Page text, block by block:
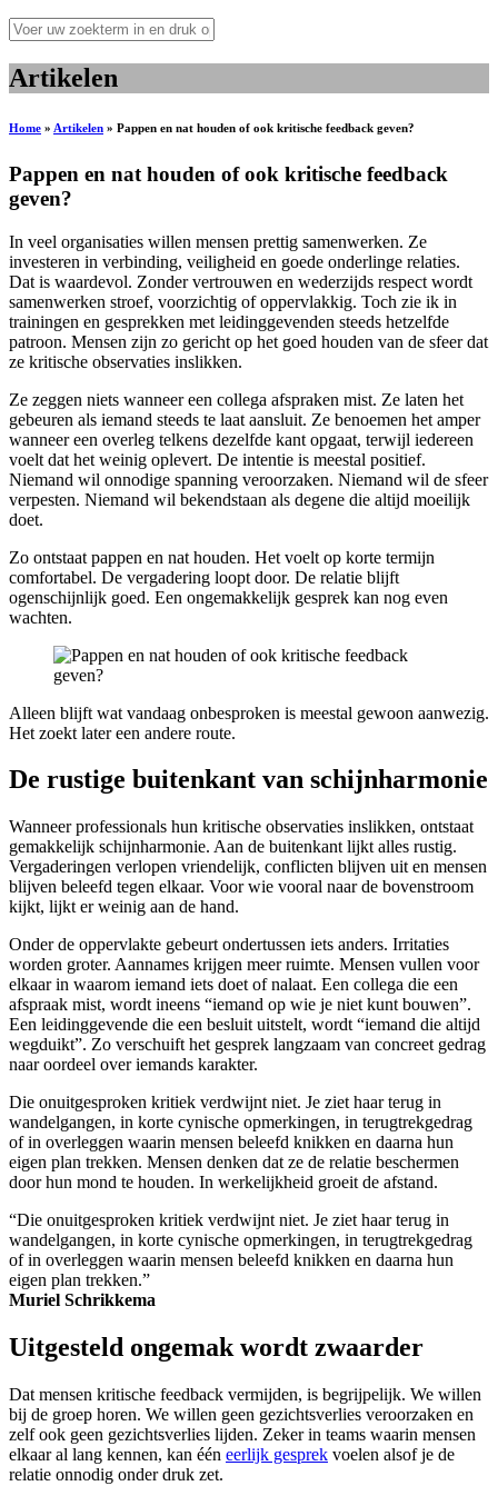
Artikelen
Home » Artikelen » Pappen en nat houden of ook kritische feedback geven?
Pappen en nat houden of ook kritische feedback
geven?
In veel organisaties willen mensen prettig samenwerken. Ze
investeren in verbinding, veiligheid en goede onderlinge relaties.
Dat is waardevol. Zonder vertrouwen en wederzijds respect wordt
samenwerken stroef, voorzichtig of oppervlakkig. Toch zie ik in
trainingen en gesprekken met leidinggevenden steeds hetzelfde
patroon. Mensen zijn zo gericht op het goed houden van de sfeer dat
ze kritische observaties inslikken.
Ze zeggen niets wanneer een collega afspraken mist. Ze laten het
gebeuren als iemand steeds te laat aansluit. Ze benoemen het amper
wanneer een overleg telkens dezelfde kant opgaat, terwijl iedereen
voelt dat het weinig oplevert. De intentie is meestal positief.
Niemand wil onnodige spanning veroorzaken. Niemand wil de sfeer
verpesten. Niemand wil bekendstaan als degene die altijd moeilijk
doet.
Zo ontstaat pappen en nat houden. Het voelt op korte termijn
comfortabel. De vergadering loopt door. De relatie blijft
ogenschijnlijk goed. Een ongemakkelijk gesprek kan nog even
wachten.
Alleen blijft wat vandaag onbesproken is meestal gewoon aanwezig.
Het zoekt later een andere route.
De rustige buitenkant van schijnharmonie
Wanneer professionals hun kritische observaties inslikken, ontstaat
gemakkelijk schijnharmonie. Aan de buitenkant lijkt alles rustig.
Vergaderingen verlopen vriendelijk, conflicten blijven uit en mensen
blijven beleefd tegen elkaar. Voor wie vooral naar de bovenstroom
kijkt, lijkt er weinig aan de hand.
Onder de oppervlakte gebeurt ondertussen iets anders. Irritaties
worden groter. Aannames krijgen meer ruimte. Mensen vullen voor
elkaar in waarom iemand iets doet of nalaat. Een collega die een
afspraak mist, wordt ineens “iemand op wie je niet kunt bouwen”.
Een leidinggevende die een besluit uitstelt, wordt “iemand die altijd
wegduikt”. Zo verschuift het gesprek langzaam van concreet gedrag
naar oordeel over iemands karakter.
Die onuitgesproken kritiek verdwijnt niet. Je ziet haar terug in
wandelgangen, in korte cynische opmerkingen, in terugtrekgedrag
of in overleggen waarin mensen beleefd knikken en daarna hun
eigen plan trekken. Mensen denken dat ze de relatie beschermen
door hun mond te houden. In werkelijkheid groeit de afstand.
“Die onuitgesproken kritiek verdwijnt niet. Je ziet haar terug in
wandelgangen, in korte cynische opmerkingen, in terugtrekgedrag
of in overleggen waarin mensen beleefd knikken en daarna hun
eigen plan trekken.”
Muriel Schrikkema
Uitgesteld ongemak wordt zwaarder
Dat mensen kritische feedback vermijden, is begrijpelijk. We willen
bij de groep horen. We willen geen gezichtsverlies veroorzaken en
zelf ook geen gezichtsverlies lijden. Zeker in teams waarin mensen
elkaar al lang kennen, kan één eerlijk gesprek voelen alsof je de
relatie onnodig onder druk zet.